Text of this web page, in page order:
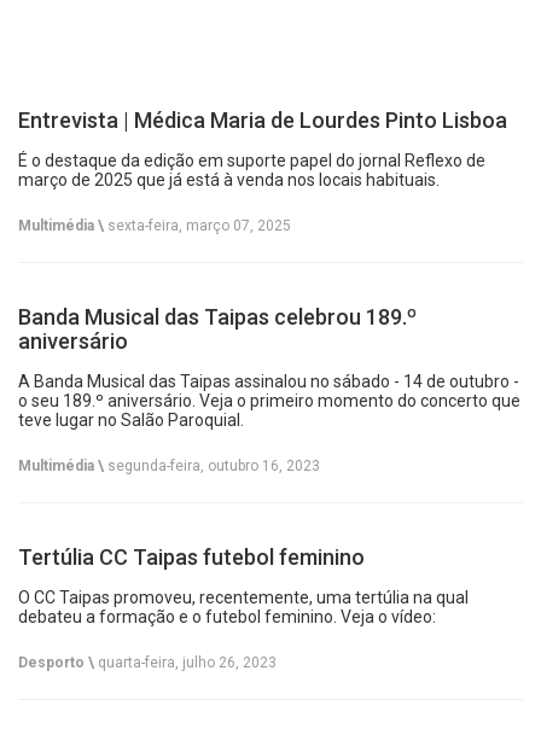
Entrevista | Médica Maria de Lourdes Pinto Lisboa
É o destaque da edição em suporte papel do jornal Reflexo de
março de 2025 que já está à venda nos locais habituais.
Multimédia \ sexta-feira, março 07, 2025
Banda Musical das Taipas celebrou 189.º
aniversário
A Banda Musical das Taipas assinalou no sábado - 14 de outubro -
o seu 189.º aniversário. Veja o primeiro momento do concerto que
teve lugar no Salão Paroquial.
Multimédia \ segunda-feira, outubro 16, 2023
Tertúlia CC Taipas futebol feminino
O CC Taipas promoveu, recentemente, uma tertúlia na qual
debateu a formação e o futebol feminino. Veja o vídeo:
Desporto \ quarta-feira, julho 26, 2023